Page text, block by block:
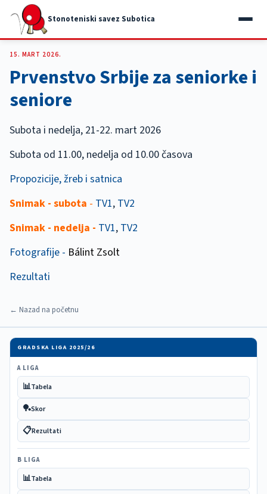
Stonoteniski savez Subotica
15. MART 2026.
Prvenstvo Srbije za seniorke i
seniore
Subota i nedelja, 21-22. mart 2026
Subota od 11.00, nedelja od 10.00 časova
Propozicije, žreb i satnica
Snimak - subota - TV1, TV2
Snimak - nedelja - TV1, TV2
Fotografije - Bálint Zsolt
Rezultati
← Nazad na početnu
GRADSKA LIGA 2025/26
A LIGA
📊Tabela
🏓Skor
📋Rezultati
B LIGA
📊Tabela